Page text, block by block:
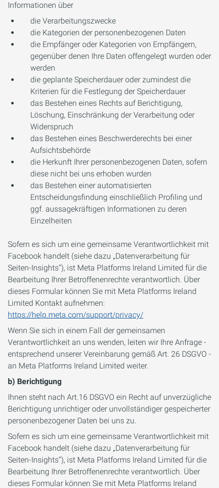
Informationen über
die Verarbeitungszwecke
die Kategorien der personenbezogenen Daten
die Empfänger oder Kategorien von Empfängern,
gegenüber denen Ihre Daten offengelegt wurden oder
werden
die geplante Speicherdauer oder zumindest die
Kriterien für die Festlegung der Speicherdauer
das Bestehen eines Rechts auf Berichtigung,
Löschung, Einschränkung der Verarbeitung oder
Widerspruch
das Bestehen eines Beschwerderechts bei einer
Aufsichtsbehörde
die Herkunft Ihrer personenbezogenen Daten, sofern
diese nicht bei uns erhoben wurden
das Bestehen einer automatisierten
Entscheidungsfindung einschließlich Profiling und
ggf. aussagekräftigen Informationen zu deren
Einzelheiten
Sofern es sich um eine gemeinsame Verantwortlichkeit mit
Facebook handelt (siehe dazu „Datenverarbeitung für
Seiten-Insights“), ist Meta Platforms Ireland Limited für die
Bearbeitung Ihrer Betroffenenrechte verantwortlich. Über
dieses Formular können Sie mit Meta Platforms Ireland
Limited Kontakt aufnehmen:
https://help.meta.com/support/privacy/
Wenn Sie sich in einem Fall der gemeinsamen
Verantwortlichkeit an uns wenden, leiten wir Ihre Anfrage -
entsprechend unserer Vereinbarung gemäß Art. 26 DSGVO -
an Meta Platforms Ireland Limited weiter.
b) Berichtigung
Ihnen steht nach Art.16 DSGVO ein Recht auf unverzügliche
Berichtigung unrichtiger oder unvollständiger gespeicherter
personenbezogener Daten bei uns zu.
Sofern es sich um eine gemeinsame Verantwortlichkeit mit
Facebook handelt (siehe dazu „Datenverarbeitung für
Seiten-Insights“), ist Meta Platforms Ireland Limited für die
Bearbeitung Ihrer Betroffenenrechte verantwortlich. Über
dieses Formular können Sie mit Meta Platforms Ireland